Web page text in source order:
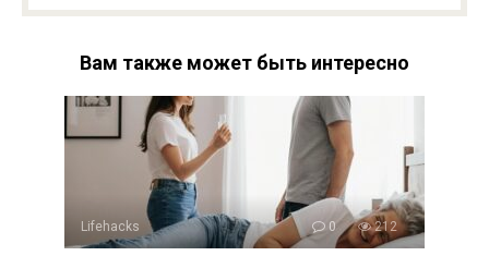
Вам также может быть интересно
Lifehacks 0 212